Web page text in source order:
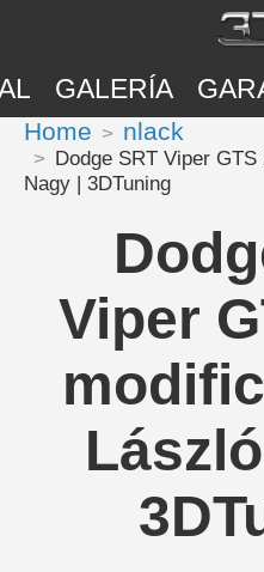
GALERÍA
Home nlack
Dodge SRT Viper
Nagy | 3DTuning
Viper